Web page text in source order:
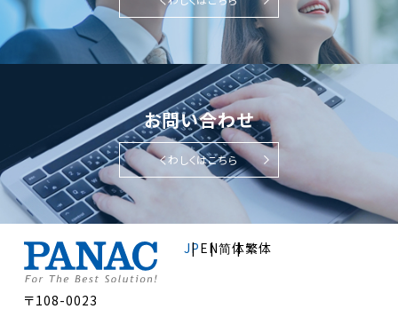
お問い合わせ
くわしくはこちら
JPEN简体繁体
〒108-0023